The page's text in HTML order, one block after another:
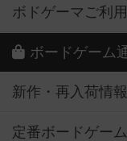
ボドゲーマご利
ボードゲーム
新作・再入荷情報
定番ボードゲー